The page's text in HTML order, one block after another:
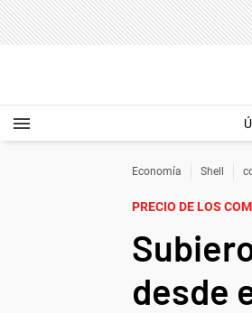
Economía Shell
PRECIO DE LOS
desde